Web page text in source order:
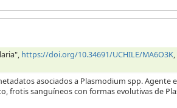
https://doi.org/10.34691/UCHILE/MA6O3K
asociados a Plasmodium spp. Agente
frotis sanguíneos con formas evolutivas de